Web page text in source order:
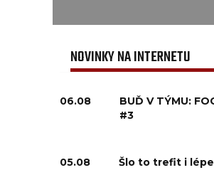
NOVINKY NA INTERNETU
06.08
BUĎ V TÝMU:
#3
05.08 Šlo to trefit i lépe